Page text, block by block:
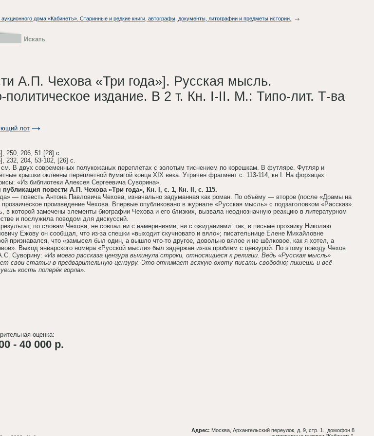
дома «Кабинетъ». Старинные и редкие книги, автографы, документы, литографии и предметы истории.
А.П. Чехова «Три года»]. Русская мысль.
издание. В 2 т. Кн. I-II. М.: Типо-лит. Т-ва
лот
250, 206, 51 [28] с.
232, 204, 53-102, [26] с.
см. В двух современных полукожаных переплетах с золотым тиснением по корешкам. В футляре. Футляр и
крышки оклеены переплетной бумагой конца XIX века. Утрачен фрагмент с. 113-114, кн I. На форзацах
«Из библиотеки Алексея Сергеевича Суворина».
публикация повести А.П. Чехова «Три года», Кн. I, с. 1, Кн. II, с. 115.
— повесть Антона Павловича Чехова, изначально задуманная как роман. По объёму — второе (после «Драмы на
прозаическое произведение Чехова. Впервые опубликовано в журнале «Русская мысль» с подзаголовком «Рассказ».
в которой замечены элементы биографии Чехова и его близких, вызвала неоднозначную реакцию в литературном
и послужила поводом для дискуссий.
по словам Чехова, не совпал ни с намерениями, ни с ожиданиями: так, в письме прозаику Николаю
Ежову он сообщал, что из-за спешки «выходит скучновато и вяло»; писательнице Елене Михайловне
признавался, что «замысел был один, а вышло что-то другое, довольно вялое и не шёлковое, как я хотел, а
Выход январского номера «Русской мысли» был задержан из-за проблем с цензурой. По этому поводу Чехов
Суворину:«Из моего рассказа цензура выкинула строки, относящиеся к религии. Ведь «Русская мысль»
свои статьи в предварительную цензуру. Это отнимает всякую охоту писать свободно; пишешь и всё
кость поперёк горла».
оценка:
- 40 000 р.
Адрес: Москва, Архангельский переулок, д. 9, стр. 1., домофон 8